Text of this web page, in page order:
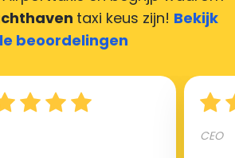
achter te laten en wij
uw chauffeur deze krijgt.
luchthaven taxi transfer?
taxi keus zijn! Bekijk
beoordelingen
CEO